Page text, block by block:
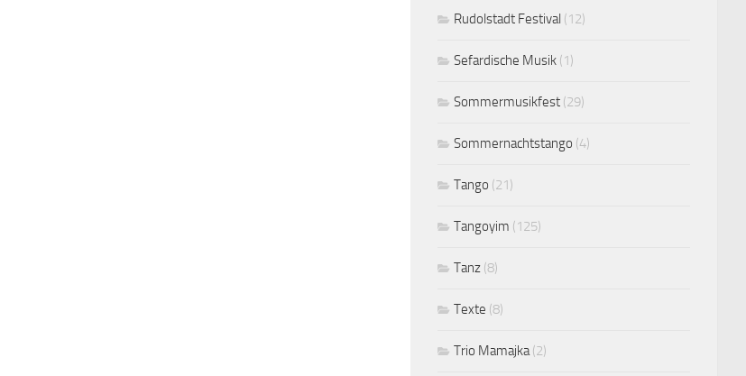
Rudolstadt Festival (12)
Sefardische Musik (1)
Sommermusikfest (29)
Sommernachtstango (4)
Tango (21)
Tangoyim (125)
Tanz (8)
Texte (8)
Trio Mamajka (2)